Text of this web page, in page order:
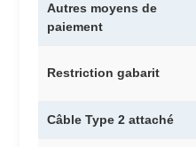
Autres moyens de
paiement
Restriction gabarit
Câble Type 2 attaché